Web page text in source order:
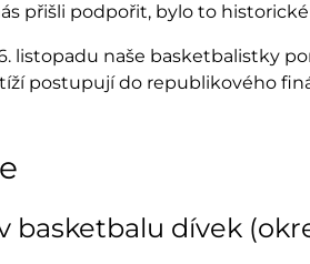
přišli podpořit, bylo to
listopadu naše basketbalistky
postupují do republikového
basketbalu dívek